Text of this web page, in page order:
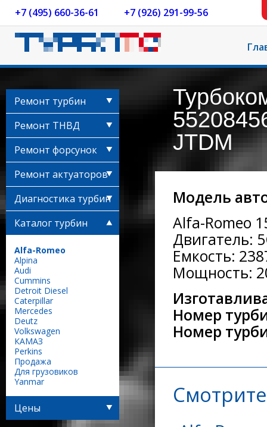
+7 (495) 660-36-61 +7 (926) 291-99-56
JTDM
Модель
Alfa-Romeo
Двигатель:
Емкость:
Мощность:
Номер
Номер
Ремонт турбин
Ремонт ТНВД
Ремонт форсунок
Ремонт актуаторов
Диагностика турбин
Каталог турбин
Alfa-Romeo
Alpina
Audi
Сummins
Detroit Diesel
Caterpillar
Mercedes
Deutz
Volkswagen
КАМАЗ
Perkins
Продажа
Для грузовиков
Yanmar
Цены